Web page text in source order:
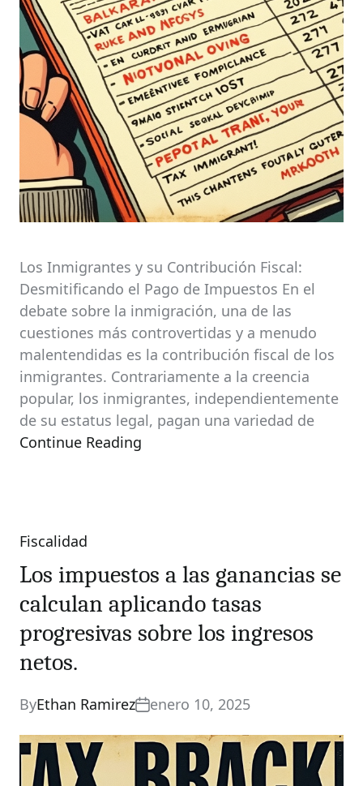
Los Inmigrantes y su Contribución Fiscal:
Desmitificando el Pago de Impuestos En el
debate sobre la inmigración, una de las
cuestiones más controvertidas y a menudo
malentendidas es la contribución fiscal de los
inmigrantes. Contrariamente a la creencia
popular, los inmigrantes, independientemente
de su estatus legal, pagan una variedad de
Continue Reading
Categories
Fiscalidad
Los impuestos a las ganancias se
calculan aplicando tasas
progresivas sobre los ingresos
netos.
ByEthan Ramirez enero 10, 2025